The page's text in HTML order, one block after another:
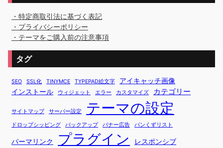
・特定商取引法に基づく表記
・プライバシーポリシー
・テーマをご購入前の注意事項
タグ
SEO SSL化 TINYMCE TYPEPAD絵文字
アイキャッチ画像
インストール
ウィジェット エラー カスタマイズ カテゴリー
サイトマップ サーバー設定 テーマの設定
ドロップシッピング バックアップ バナー広告 パンくずリスト
パーマリンク プラグイン レスポンシブ